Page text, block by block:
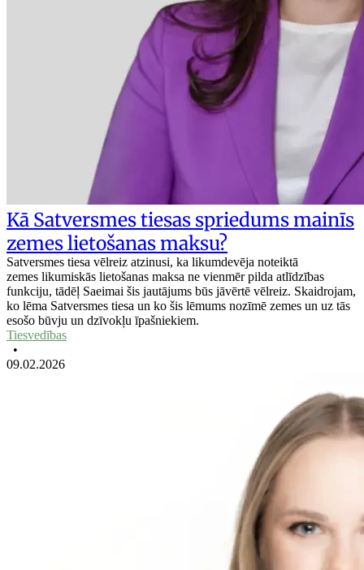
Kā Satversmes tiesas spriedums mainīs
zemes lietošanas maksu?
Satversmes tiesa vēlreiz atzinusi, ka likumdevēja noteiktā
zemes likumiskās lietošanas maksa ne vienmēr pilda atlīdzības
funkciju, tādēļ Saeimai šis jautājums būs jāvērtē vēlreiz. Skaidrojam,
ko lēma Satversmes tiesa un ko šis lēmums nozīmē zemes un uz tās
esošo būvju un dzīvokļu īpašniekiem.
Tiesvedības
•
09.02.2026